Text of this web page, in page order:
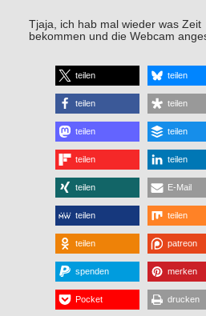
Tjaja, ich hab mal wieder was Zeit
bekommen und die Webcam
teilen teilen
teilen teilen
teilen teilen
teilen teilen
teilen E-Mail
teilen teilen
teilen patreon
spenden merken
Pocket drucken